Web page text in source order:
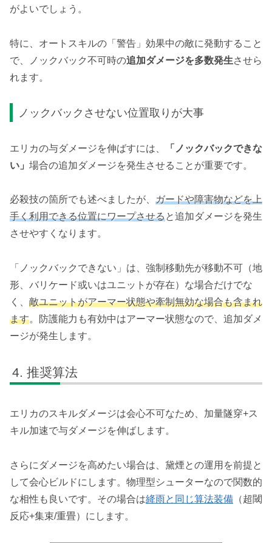
がよいでしょう。
特に、オートスキルの「警告」効果中の敵に発動すること
で、ノックバック不可時の追加ダメージを多数発生させら
れます。
ノックバックさせない位置取りが大事
エリカの与ダメージを伸ばすには、
「ノックバックできな
い」 場合の追加ダメージを発生させることが重要です。
必殺技の箇所でも述べましたが、 ガードや障害物などを上
手く利用できる位置にワープさせると追加ダメージを発生
させやすくなります。
「ノックバックできない」は、強制移動先が移動不可（地
形、バリケード或いはユニットが存在）な場合だけでな
く、 敵ユニットがアーマー状態や牽制無効な場合も含まれ
ます。防護能力も有効中はアーマー状態なので、追加ダメ
ージが発生します。
推奨算法
エリカのスキルダメージは会心不可なため、加量隧穿+ス
キル加速で与ダメージを伸ばします。
さらにダメージを高めたい場合は、黛煙との運用を前提と
して会心ビルドにします。物理型シューターなので関数的
な相性も良いです。その場合は絳雨と同じ算法装備 （超閾
反応+集束/重畳）にします。